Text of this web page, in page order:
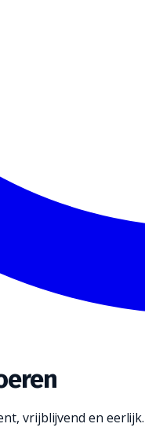
vrijblijvend en eerlijk.